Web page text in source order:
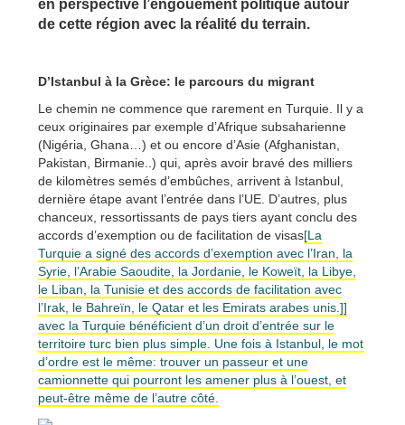
en perspective l’engouement politique autour
de cette région avec la réalité du terrain.
D’Istanbul à la Grèce: le parcours du migrant
Le chemin ne commence que rarement en Turquie. Il y a
ceux originaires par exemple d’Afrique subsaharienne
(Nigéria, Ghana…) et ou encore d’Asie (Afghanistan,
Pakistan, Birmanie..) qui, après avoir bravé des milliers
de kilomètres semés d’embûches, arrivent à Istanbul,
dernière étape avant l’entrée dans l’UE. D’autres, plus
chanceux, ressortissants de pays tiers ayant conclu des
accords d’exemption ou de facilitation de visas[La
Turquie a signé des accords d’exemption avec l’Iran, la
Syrie, l’Arabie Saoudite, la Jordanie, le Koweït, la Libye,
le Liban, la Tunisie et des accords de facilitation avec
l’Irak, le Bahreïn, le Qatar et les Emirats arabes unis.]]
avec la Turquie bénéficient d’un droit d’entrée sur le
territoire turc bien plus simple. Une fois à Istanbul, le mot
d’ordre est le même: trouver un passeur et une
camionnette qui pourront les amener plus à l’ouest, et
peut-être même de l’autre côté.